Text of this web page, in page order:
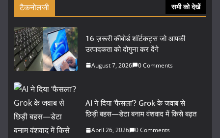
टैकनोलजी सभी को देखें
16 ज़रूरी कीबोर्ड शॉर्टकट्स जो आपकी
उत्पादकता को दोगुना कर देंगे
August 7, 2026 0 Comments
AI ने दिया ‘फैसला’? Grok के जवाब से
छिड़ी बहस—डेटा बनाम वंशवाद में किसे बढ़त
April 26, 2026 0 Comments